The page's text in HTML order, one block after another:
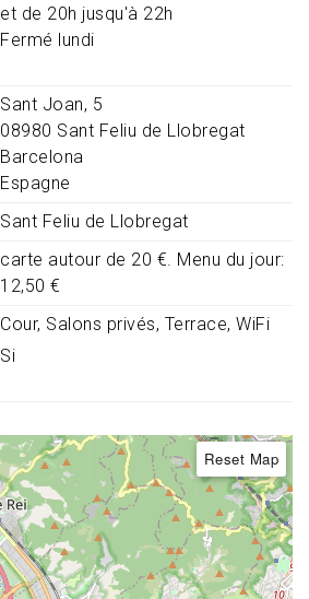
et de 20h jusqu'à 22h
Fermé lundi
Sant Joan, 5
08980 Sant Feliu de Llobregat
Barcelona
Espagne
Sant Feliu de Llobregat
carte autour de 20 €. Menu du jour:
12,50 €
Cour Salons privés Terrace WiFi
Si
Reset Map